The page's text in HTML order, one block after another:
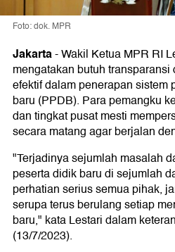
Foto: dok. MPR
Jakarta-Wakil Ketua MPR RI
mengatakan butuh
efektif dalam penerapan sistem
baru (PPDB). Para pemangku
dan tingkat pusat mesti
secara matang agar berjalan
"Terjadinya sejumlah masalah
peserta didik baru di sejumlah
perhatian serius semua pihak,
serupa terus berulang setiap
baru," kata Lestari dalam
(13/7/2023).